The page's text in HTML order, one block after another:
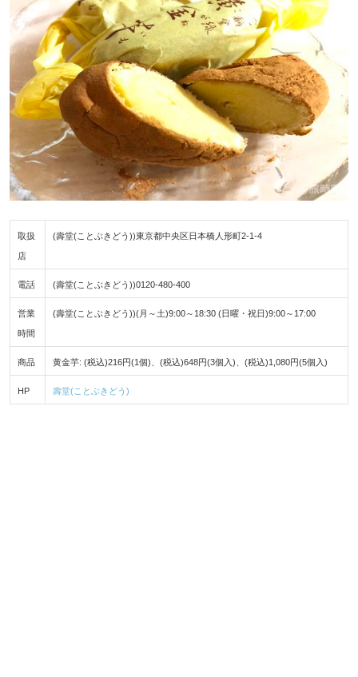
取扱
店
(壽堂(ことぶきどう))東京都中央区日本橋人形町2-1-4
電話 (壽堂(ことぶきどう))0120-480-400
営業
時間
(壽堂(ことぶきどう))(月～土)9:00～18:30 (日曜・祝日)9:00～17:00
商品 黄金芋: (税込)216円(1個)、(税込)648円(3個入)、(税込)1,080円(5個入)
HP 壽堂(ことぶきどう)